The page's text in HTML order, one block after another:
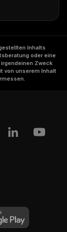
Inhalts
oder eine
Zweck
von unserem Inhalt